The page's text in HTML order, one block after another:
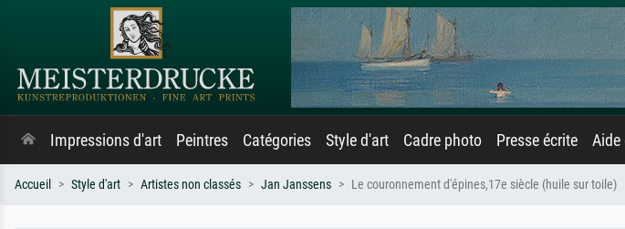
Impressions d'art Peintres Catégories Style d'art Cadre photo Presse écrite Aide
Accueil Style d'art Artistes non classés Jan Janssens Le couronnement d'épines,17e siècle (huile sur toile)